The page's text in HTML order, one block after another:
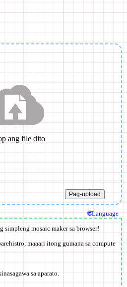
simpleng mosaic maker sa browser!
maaari itong gumana sa compute
sa aparato.
🌐Language